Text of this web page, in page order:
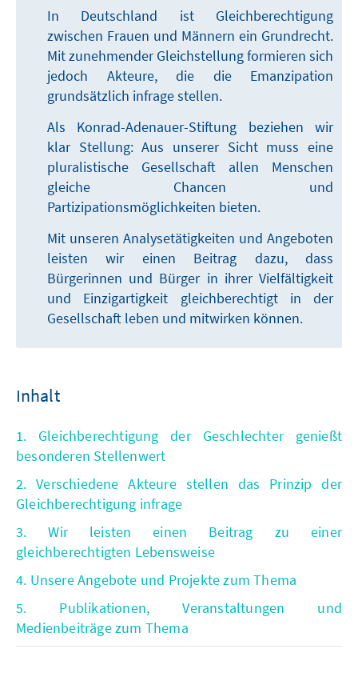
In Deutschland ist Gleichberechtigung
zwischen Frauen und Männern ein Grundrecht.
Mit zunehmender Gleichstellung formieren sich
jedoch Akteure, die die Emanzipation
grundsätzlich infrage stellen.
Als Konrad-Adenauer-Stiftung beziehen wir
klar Stellung: Aus unserer Sicht muss eine
pluralistische Gesellschaft allen Menschen
gleiche Chancen und
Partizipationsmöglichkeiten bieten.
Mit unseren Analysetätigkeiten und Angeboten
leisten wir einen Beitrag dazu, dass
Bürgerinnen und Bürger in ihrer Vielfältigkeit
und Einzigartigkeit gleichberechtigt in der
Gesellschaft leben und mitwirken können.
Inhalt
1. Gleichberechtigung der Geschlechter genießt
besonderen Stellenwert
2. Verschiedene Akteure stellen das Prinzip der
Gleichberechtigung infrage
3. Wir leisten einen Beitrag zu einer
gleichberechtigten Lebensweise
4. Unsere Angebote und Projekte zum Thema
5. Publikationen, Veranstaltungen und
Medienbeiträge zum Thema